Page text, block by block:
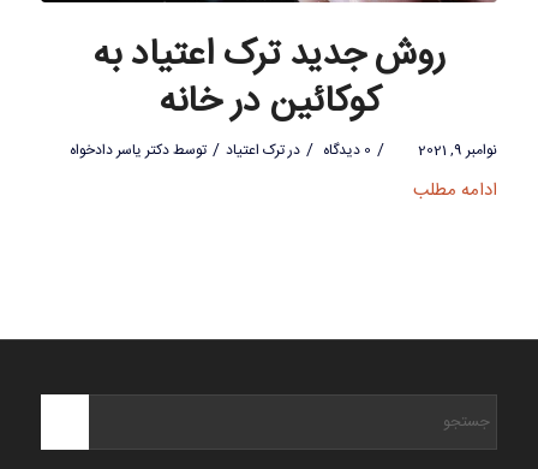
روش جدید ترک اعتیاد به
کوکائین در خانه
نوامبر 9, 2021 / 0 دیدگاه / درترک اعتیاد / توسطدکتر یاسر دادخواه
ادامه مطلب